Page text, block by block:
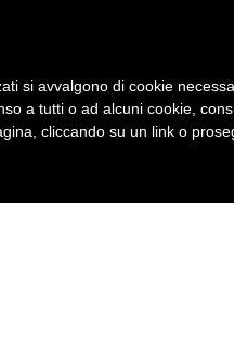
si avvalgono di cookie
a tutti o ad alcuni cookie,
cliccando su un link o